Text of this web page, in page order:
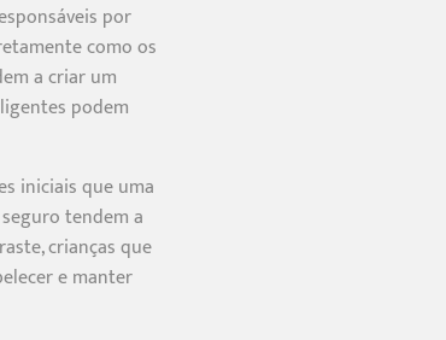
por
como os
a criar um
podem
iniciais que uma
tendem a
crianças que
e manter